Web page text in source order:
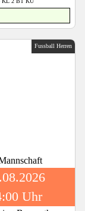
KL 2 BT KU
Fussball Herren
Uhr